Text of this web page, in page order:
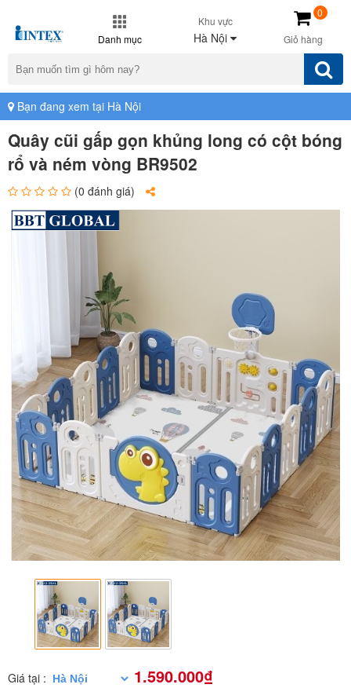
Danh mục
Khu vực
Hà Nội Giỏ hàng
0
Bạn đang xem tại Hà Nội
Quây cũi gấp gọn khủng long có cột bóng
rổ và ném vòng BR9502
(0 đánh giá)
Giá tại : 1.590.000₫